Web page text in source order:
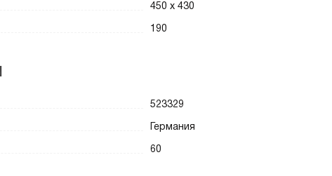
450 x 430
190
523329
Германия
60